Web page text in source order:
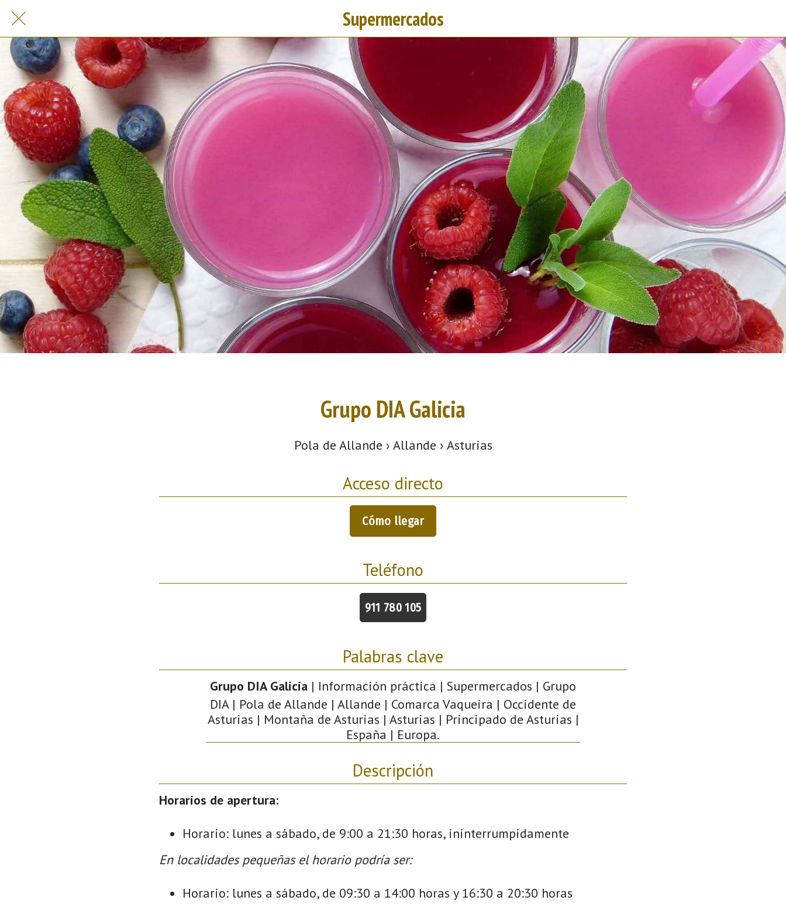
Supermercados
Grupo DIA Galicia
Pola de Allande › Allande › Asturias
Acceso directo
Cómo llegar
Teléfono
911 780 105
Palabras clave
Grupo DIA Galicia | Información práctica | Supermercados | Grupo
DIA | Pola de Allande | Allande | Comarca Vaqueira | Occidente de
Asturias | Montaña de Asturias | Asturias | Principado de Asturias |
España | Europa.
Descripción
Horarios de apertura:
Horario: lunes a sábado, de 9:00 a 21:30 horas, ininterrumpidamente
En localidades pequeñas el horario podría ser:
Horario: lunes a sábado, de 09:30 a 14:00 horas y 16:30 a 20:30 horas